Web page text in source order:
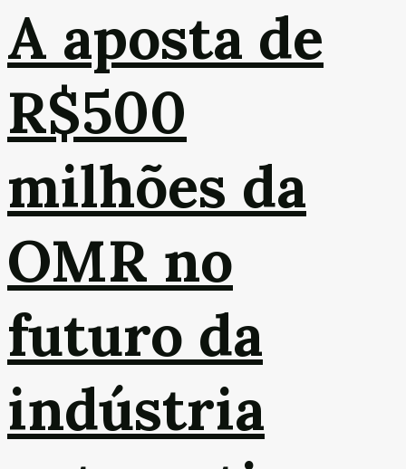
A aposta de
R$500
milhões da
OMR no
futuro da
indústria